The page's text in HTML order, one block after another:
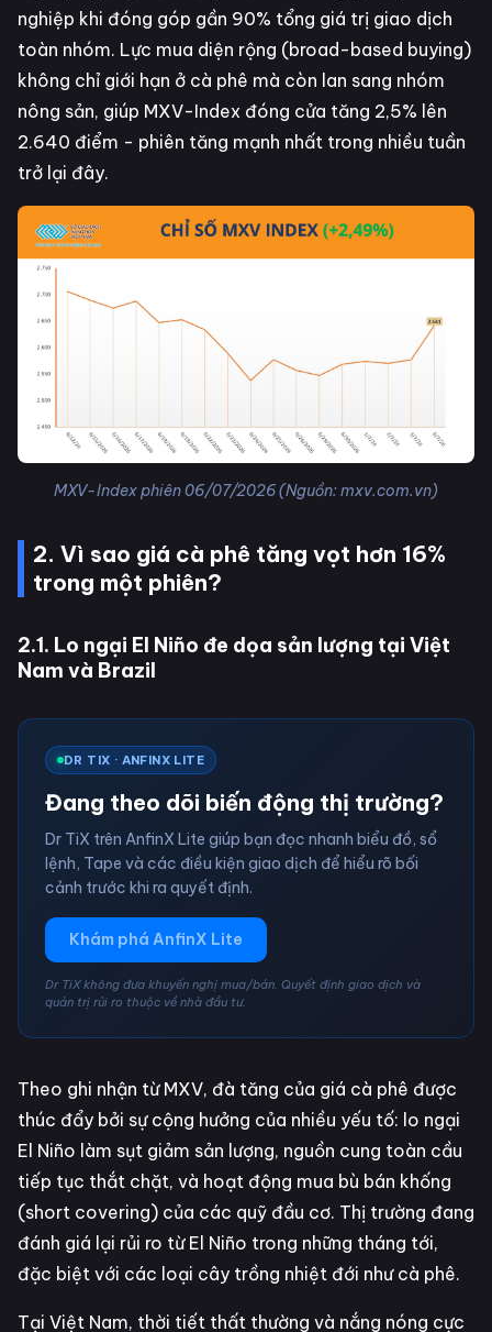
nghiệp khi đóng góp gần 90% tổng giá trị giao dịch
toàn nhóm. Lực mua diện rộng (broad-based buying)
không chỉ giới hạn ở cà phê mà còn lan sang nhóm
nông sản, giúp MXV-Index đóng cửa tăng 2,5% lên
2.640 điểm - phiên tăng mạnh nhất trong nhiều tuần
trở lại đây.
MXV-Index phiên 06/07/2026 (Nguồn: mxv.com.vn)
2. Vì sao giá cà phê tăng vọt hơn 16%
trong một phiên?
2.1. Lo ngại El Niño đe dọa sản lượng tại Việt
Nam và Brazil
DR TIX · ANFINX LITE
Đang theo dõi biến động thị trường?
Dr TiX trên AnfinX Lite giúp bạn đọc nhanh biểu đồ, sổ
lệnh, Tape và các điều kiện giao dịch để hiểu rõ bối
cảnh trước khi ra quyết định.
Khám phá AnfinX Lite
Dr TiX không đưa khuyến nghị mua/bán. Quyết định giao dịch và
quản trị rủi ro thuộc về nhà đầu tư.
Theo ghi nhận từ MXV, đà tăng của giá cà phê được
thúc đẩy bởi sự cộng hưởng của nhiều yếu tố: lo ngại
El Niño làm sụt giảm sản lượng, nguồn cung toàn cầu
tiếp tục thắt chặt, và hoạt động mua bù bán khống
(short covering) của các quỹ đầu cơ. Thị trường đang
đánh giá lại rủi ro từ El Niño trong những tháng tới,
đặc biệt với các loại cây trồng nhiệt đới như cà phê.
Tại Việt Nam, thời tiết thất thường và nắng nóng cực